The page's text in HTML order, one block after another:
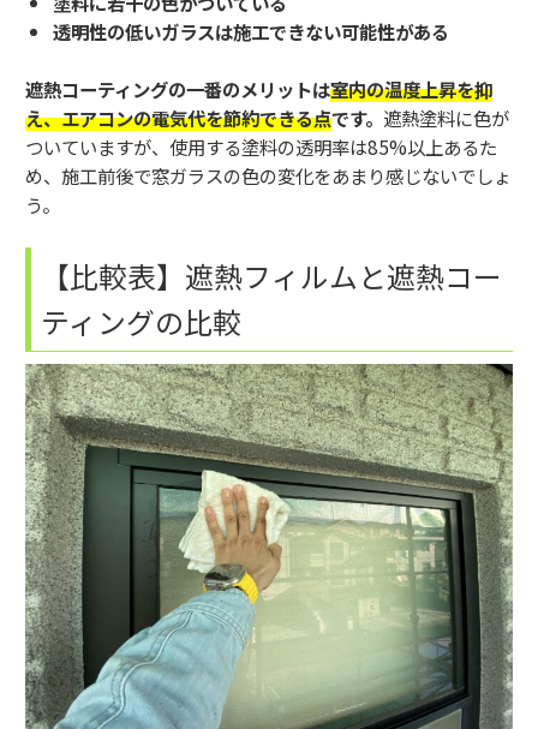
透明性の低いガラスは施工できない可能性がある
遮熱コーティングの一番のメリットは室内の温度上昇を抑
え、エアコンの電気代を節約できる点です。 遮熱塗料に色が
ついていますが、使用する塗料の透明率は85%以上あるた
め、施工前後で窓ガラスの色の変化をあまり感じないでしょ
う。
【比較表】遮熱フィルムと遮熱コー
ティングの比較